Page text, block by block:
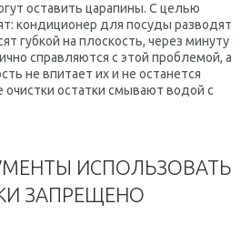
оставить царапины. С целью
кондиционер для посуды разводят
губкой на плоскость, через минуту
справляются с этой проблемой, а
не впитает их и не останется
остатки смывают водой с
ИСПОЛЬЗОВАТЬ
ЗАПРЕЩЕНО